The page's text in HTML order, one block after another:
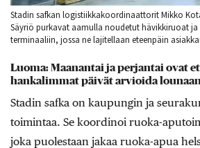
Stadin safkan logistiikkakoordinaattorit Mikko
Säyriö purkavat aamulla noudetut hävikkiruoat ja
terminaaliin, jossa ne lajitellaan eteenpäin
Luoma: Maanantai ja perjantai ovat
hankalimmat päivät arvioida
Stadin safka on kaupungin ja
toimintaa. Se koordinoi ruoka-
joka puolestaan jakaa ruoka-apua